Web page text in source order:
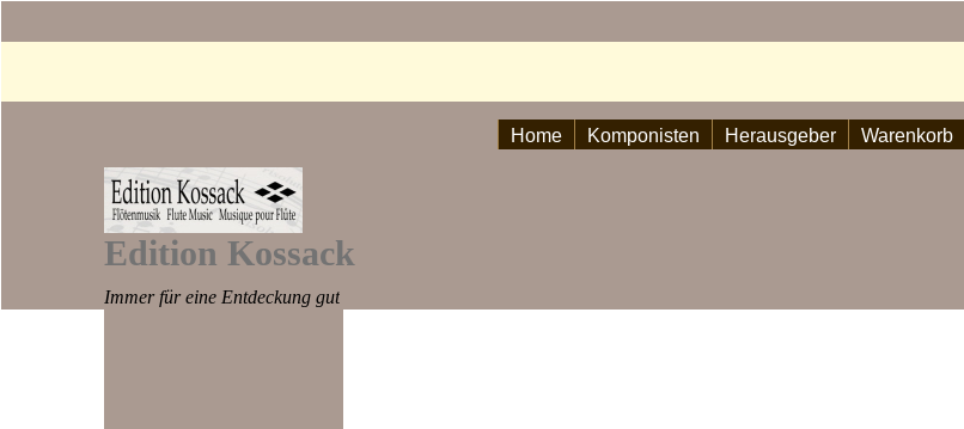
Home Komponisten Herausgeber Warenkorb
Edition Kossack
Immer für eine Entdeckung gut